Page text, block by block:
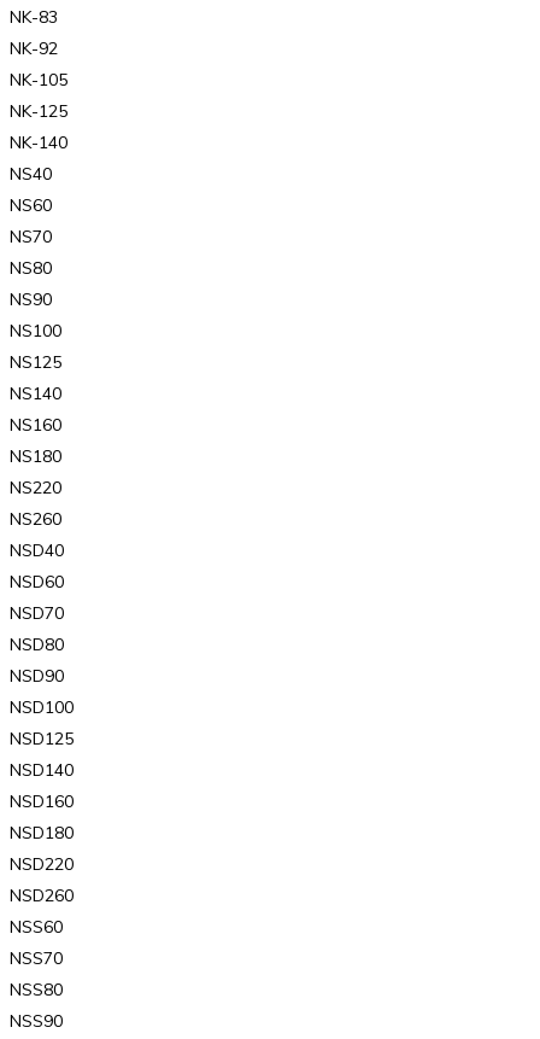
NK-83
NK-92
NK-105
NK-125
NK-140
NS40
NS60
NS70
NS80
NS90
NS100
NS125
NS140
NS160
NS180
NS220
NS260
NSD40
NSD60
NSD70
NSD80
NSD90
NSD100
NSD125
NSD140
NSD160
NSD180
NSD220
NSD260
NSS60
NSS70
NSS80
NSS90